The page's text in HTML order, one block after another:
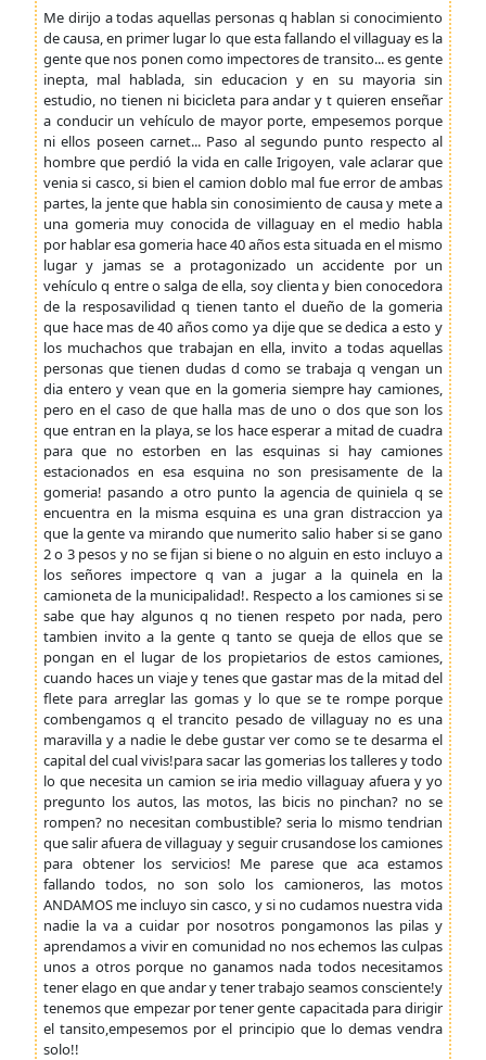
Me dirijo a todas aquellas personas q hablan si conocimiento
de causa, en primer lugar lo que esta fallando el villaguay es la
gente que nos ponen como impectores de transito... es gente
inepta, mal hablada, sin educacion y en su mayoria sin
estudio, no tienen ni bicicleta para andar y t quieren enseñar
a conducir un vehículo de mayor porte, empesemos porque
ni ellos poseen carnet... Paso al segundo punto respecto al
hombre que perdió la vida en calle Irigoyen, vale aclarar que
venia si casco, si bien el camion doblo mal fue error de ambas
partes, la jente que habla sin conosimiento de causa y mete a
una gomeria muy conocida de villaguay en el medio habla
por hablar esa gomeria hace 40 años esta situada en el mismo
lugar y jamas se a protagonizado un accidente por un
vehículo q entre o salga de ella, soy clienta y bien conocedora
de la resposavilidad q tienen tanto el dueño de la gomeria
que hace mas de 40 años como ya dije que se dedica a esto y
los muchachos que trabajan en ella, invito a todas aquellas
personas que tienen dudas d como se trabaja q vengan un
dia entero y vean que en la gomeria siempre hay camiones,
pero en el caso de que halla mas de uno o dos que son los
que entran en la playa, se los hace esperar a mitad de cuadra
para que no estorben en las esquinas si hay camiones
estacionados en esa esquina no son presisamente de la
gomeria! pasando a otro punto la agencia de quiniela q se
encuentra en la misma esquina es una gran distraccion ya
que la gente va mirando que numerito salio haber si se gano
2 o 3 pesos y no se fijan si biene o no alguin en esto incluyo a
los señores impectore q van a jugar a la quinela en la
camioneta de la municipalidad!. Respecto a los camiones si se
sabe que hay algunos q no tienen respeto por nada, pero
tambien invito a la gente q tanto se queja de ellos que se
pongan en el lugar de los propietarios de estos camiones,
cuando haces un viaje y tenes que gastar mas de la mitad del
flete para arreglar las gomas y lo que se te rompe porque
combengamos q el trancito pesado de villaguay no es una
maravilla y a nadie le debe gustar ver como se te desarma el
capital del cual vivis!para sacar las gomerias los talleres y todo
lo que necesita un camion se iria medio villaguay afuera y yo
pregunto los autos, las motos, las bicis no pinchan? no se
rompen? no necesitan combustible? seria lo mismo tendrian
que salir afuera de villaguay y seguir crusandose los camiones
para obtener los servicios! Me parese que aca estamos
fallando todos, no son solo los camioneros, las motos
ANDAMOS me incluyo sin casco, y si no cudamos nuestra vida
nadie la va a cuidar por nosotros pongamonos las pilas y
aprendamos a vivir en comunidad no nos echemos las culpas
unos a otros porque no ganamos nada todos necesitamos
tener elago en que andar y tener trabajo seamos consciente!y
tenemos que empezar por tener gente capacitada para dirigir
el tansito,empesemos por el principio que lo demas vendra
solo!!